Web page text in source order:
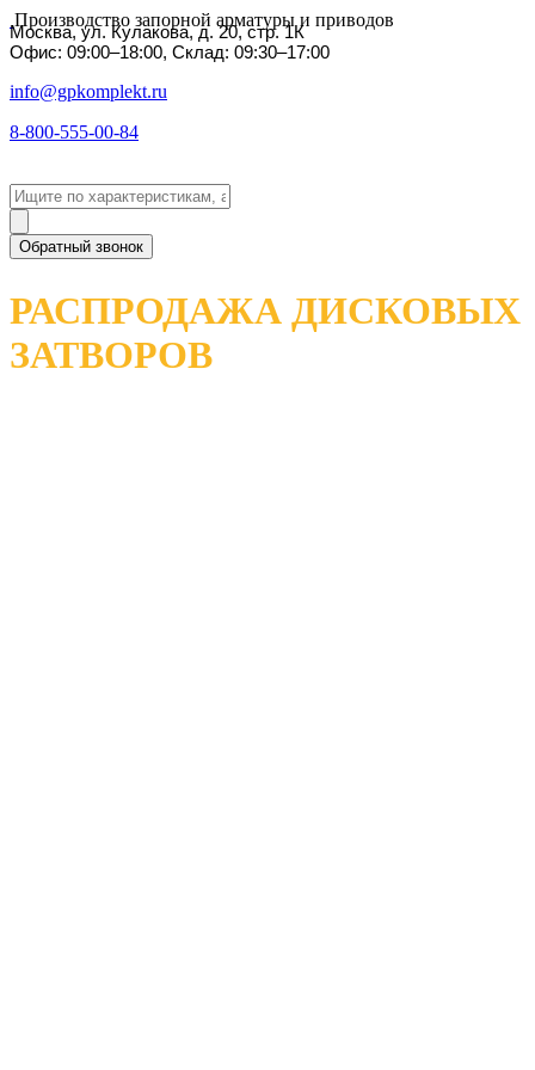
Производство запорной арматуры и приводов
Москва, ул. Кулакова, д. 20, стр. 1К
Офис: 09:00–18:00, Склад: 09:30–17:00
info@gpkomplekt.ru
8-800-555-00-84
Обратный звонок
РАСПРОДАЖА ДИСКОВЫХ
ЗАТВОРОВ